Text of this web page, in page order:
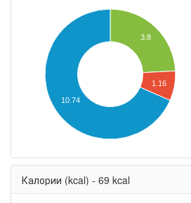
3.8
1.16
10.74
Калории (kcal) - 69 kcal